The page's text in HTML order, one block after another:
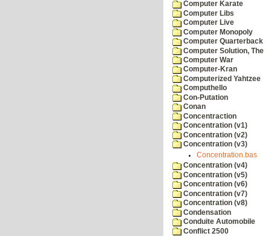
Computer Karate
Computer Libs
Computer Live
Computer Monopoly
Computer Quarterback
Computer Solution, The
Computer War
Computer-Kran
Computerized Yahtzee
Computhello
Con-Putation
Conan
Concentraction
Concentration (v1)
Concentration (v2)
Concentration (v3)
Concentration.bas
Concentration (v4)
Concentration (v5)
Concentration (v6)
Concentration (v7)
Concentration (v8)
Condensation
Conduite Automobile
Conflict 2500